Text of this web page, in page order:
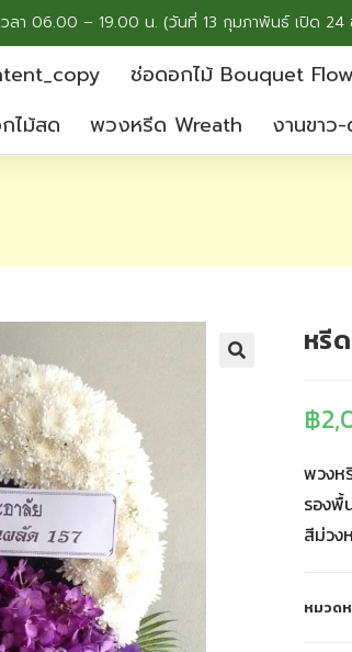
ลา 06.00 – 19.00 น. (วันที่ 13 กุมภาพันธ์ เปิด 24
ช่อดอกไม้ Bouquet
ไม้สด
พวงหรีด Wreath งานขาว
หรี
฿
พวงห
รองพื้
สีม่วง
หมวด